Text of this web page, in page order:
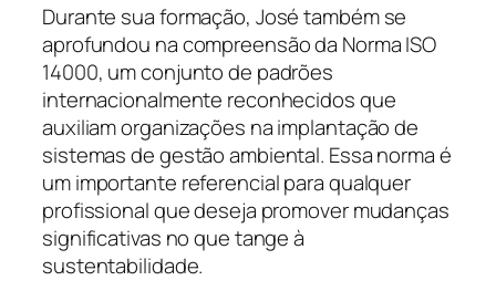
Durante sua formação, José também se
aprofundou na compreensão da Norma ISO
14000, um conjunto de padrões
internacionalmente reconhecidos que
auxiliam organizações na implantação de
sistemas de gestão ambiental. Essa norma é
um importante referencial para qualquer
profissional que deseja promover mudanças
significativas no que tange à
sustentabilidade.